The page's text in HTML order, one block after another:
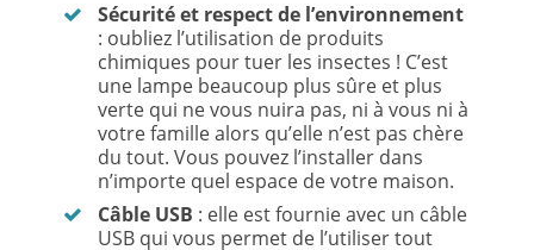
Sécurité et respect de l’environnement
: oubliez l’utilisation de produits
chimiques pour tuer les insectes ! C’est
une lampe beaucoup plus sûre et plus
verte qui ne vous nuira pas, ni à vous ni à
votre famille alors qu’elle n’est pas chère
du tout. Vous pouvez l’installer dans
n’importe quel espace de votre maison.
Câble USB : elle est fournie avec un câble
USB qui vous permet de l’utiliser tout